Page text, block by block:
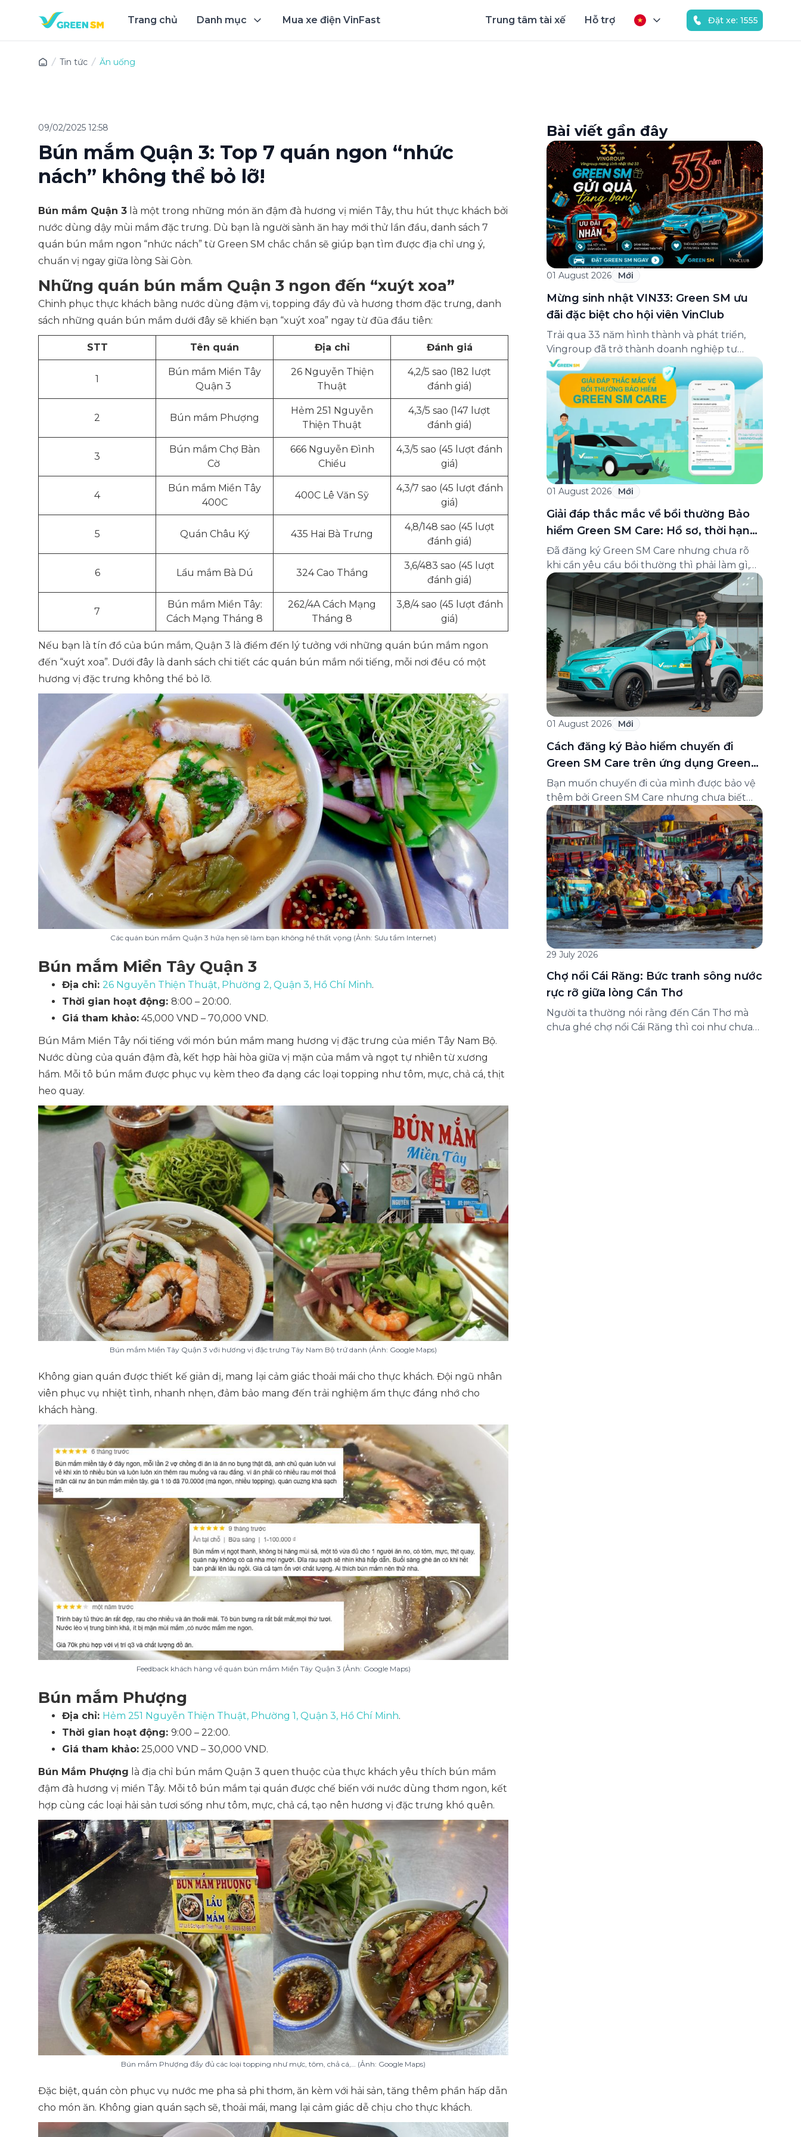
Trang chủ Danh mục Mua xe điện VinFast Trung tâm tài xế Hỗ trợ Đặt xe: 1555
Tin tức Ăn uống
09/02/2025 12:58
Bún mắm Quận 3: Top 7 quán ngon “nhức
nách” không thể bỏ lỡ!
Bún mắm Quận 3 là một trong những món ăn đậm đà hương vị miền Tây, thu hút thực khách bởi
nước dùng dậy mùi mắm đặc trưng. Dù bạn là người sành ăn hay mới thử lần đầu, danh sách 7
quán bún mắm ngon “nhức nách” từ Green SM chắc chắn sẽ giúp bạn tìm được địa chỉ ưng ý,
chuẩn vị ngay giữa lòng Sài Gòn.
Những quán bún mắm Quận 3 ngon đến “xuýt xoa”
Chinh phục thực khách bằng nước dùng đậm vị, topping đầy đủ và hương thơm đặc trưng, danh
sách những quán bún mắm dưới đây sẽ khiến bạn “xuýt xoa” ngay từ đũa đầu tiên:
STT Tên quán Địa chỉ Đánh giá
1
Bún mắm Miền Tây
Quận 3
26 Nguyễn Thiện
Thuật
4,2/5 sao (182 lượt
đánh giá)
2 Bún mắm Phượng
Hẻm 251 Nguyễn
Thiện Thuật
4,3/5 sao (147 lượt
đánh giá)
3
Bún mắm Chợ Bàn
Cờ
666 Nguyễn Đình
Chiểu
4,3/5 sao (45 lượt đánh
giá)
4
Bún mắm Miền Tây
400C
400C Lê Văn Sỹ
4,3/7 sao (45 lượt đánh
giá)
5 Quán Châu Ký 435 Hai Bà Trưng
4,8/148 sao (45 lượt
đánh giá)
6 Lẩu mắm Bà Dú 324 Cao Thắng
3,6/483 sao (45 lượt
đánh giá)
7
Bún mắm Miền Tây:
Cách Mạng Tháng 8
262/4A Cách Mạng
Tháng 8
3,8/4 sao (45 lượt đánh
giá)
Nếu bạn là tín đồ của bún mắm, Quận 3 là điểm đến lý tưởng với những quán bún mắm ngon
đến “xuýt xoa”. Dưới đây là danh sách chi tiết các quán bún mắm nổi tiếng, mỗi nơi đều có một
hương vị đặc trưng không thể bỏ lỡ.
Các quán bún mắm Quận 3 hứa hẹn sẽ làm bạn không hề thất vọng (Ảnh: Sưu tầm Internet)
Bún mắm Miền Tây Quận 3
Địa chỉ: 26 Nguyễn Thiện Thuật, Phường 2, Quận 3, Hồ Chí Minh.
Thời gian hoạt động: 8:00 – 20:00.
Giá tham khảo: 45,000 VND – 70,000 VND.
Bún Mắm Miền Tây nổi tiếng với món bún mắm mang hương vị đặc trưng của miền Tây Nam Bộ.
Nước dùng của quán đậm đà, kết hợp hài hòa giữa vị mặn của mắm và ngọt tự nhiên từ xương
hầm. Mỗi tô bún mắm được phục vụ kèm theo đa dạng các loại topping như tôm, mực, chả cá, thịt
heo quay.
Bún mắm Miền Tây Quận 3 với hương vị đặc trưng Tây Nam Bộ trứ danh (Ảnh: Google Maps)
Không gian quán được thiết kế giản dị, mang lại cảm giác thoải mái cho thực khách. Đội ngũ nhân
viên phục vụ nhiệt tình, nhanh nhẹn, đảm bảo mang đến trải nghiệm ẩm thực đáng nhớ cho
khách hàng.
Feedback khách hàng về quán bún mắm Miền Tây Quận 3 (Ảnh: Google Maps)
Bún mắm Phượng
Địa chỉ: Hẻm 251 Nguyễn Thiện Thuật, Phường 1, Quận 3, Hồ Chí Minh.
Thời gian hoạt động: 9:00 – 22:00.
Giá tham khảo: 25,000 VND – 30,000 VND.
Bún Mắm Phượng là địa chỉ bún mắm Quận 3 quen thuộc của thực khách yêu thích bún mắm
đậm đà hương vị miền Tây. Mỗi tô bún mắm tại quán được chế biến với nước dùng thơm ngon, kết
hợp cùng các loại hải sản tươi sống như tôm, mực, chả cá, tạo nên hương vị đặc trưng khó quên.
Bún mắm Phượng đầy đủ các loại topping như mực, tôm, chả cá,… (Ảnh: Google Maps)
Đặc biệt, quán còn phục vụ nước me pha sả phi thơm, ăn kèm với hải sản, tăng thêm phần hấp dẫn
cho món ăn. Không gian quán sạch sẽ, thoải mái, mang lại cảm giác dễ chịu cho thực khách.
Bài viết gần đây
01 August 2026 Mới
Mừng sinh nhật VIN33: Green SM ưu
đãi đặc biệt cho hội viên VinClub
Trải qua 33 năm hình thành và phát triển,
Vingroup đã trở thành doanh nghiệp tư
nhân đa ngành lớn nhất Việt Nam, lọt Top 30
doanh nghiệp lớn nhất Đông Nam Á theo
bảng xếp hạng của Tạp chí Fortune (Mỹ).
Nhân kỷ niệm 33 năm thành lập (8/8/1993
đến 8/8/2026), Green SM trân […]
01 August 2026 Mới
Giải đáp thắc mắc về bồi thường Bảo
hiểm Green SM Care: Hồ sơ, thời hạn
và cách liên hệ hỗ trợ
Đã đăng ký Green SM Care nhưng chưa rõ
khi cần yêu cầu bồi thường thì phải làm gì,
hồ sơ ra sao, hay giấy chứng nhận bảo hiểm
tìm ở đâu? Bài viết này tổng hợp đầy đủ các
câu hỏi thường gặp nhất về quy trình bồi
thường và hỗ trợ của Green […]
01 August 2026 Mới
Cách đăng ký Bảo hiểm chuyến đi
Green SM Care trên ứng dụng Green
SM
Bạn muốn chuyến đi của mình được bảo vệ
thêm bởi Green SM Care nhưng chưa biết
đăng ký ở đâu? Bài viết dưới đây sẽ hướng
dẫn chi tiết cách tham gia (và hủy tham gia)
gói bảo hiểm này ngay trên ứng dụng Green
SM, cùng những lưu ý quan trọng trước khi
[…]
29 July 2026
Chợ nổi Cái Răng: Bức tranh sông nước
rực rỡ giữa lòng Cần Thơ
Người ta thường nói rằng đến Cần Thơ mà
chưa ghé chợ nổi Cái Răng thì coi như chưa